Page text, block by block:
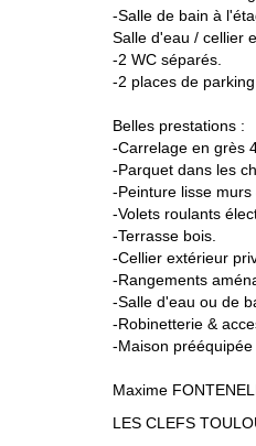
-Salle de bain à
Salle d'eau / cellier
-2 WC séparés.
-2 places de
Belles prestations :
-Carrelage en grès
-Parquet dans les
-Peinture lisse murs
-Volets roulants
-Terrasse bois.
-Cellier extérieur
-Rangements
-Salle d'eau ou de
-Robinetterie &
-Maison
Maxime
LES CLEFS